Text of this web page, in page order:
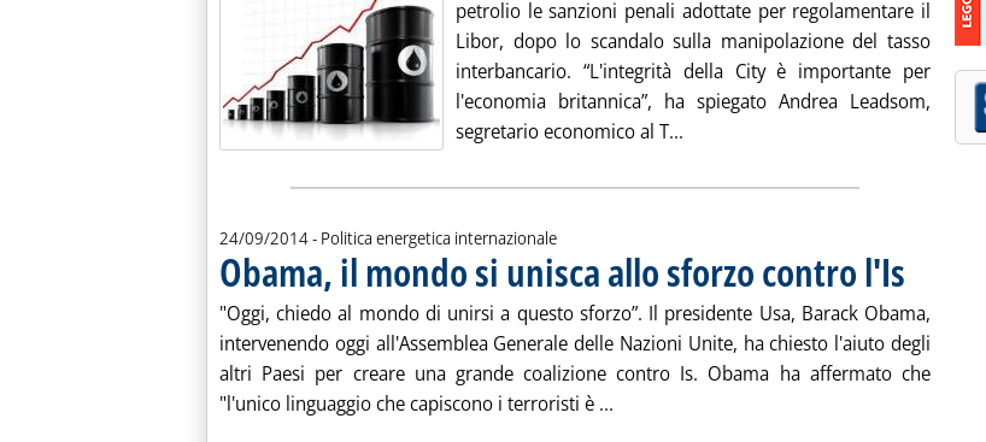
petrolio le sanzioni penali adottate per regolamentare il
Libor, dopo lo scandalo sulla manipolazione del tasso
interbancario. “L'integrità della City è importante per
l'economia britannica”, ha spiegato Andrea Leadsom,
segretario economico al T... Leggi tutta la notizia: 'GB,
24/09/2014- Politica energetica internazionale
Obama, il mondo si unisca allo sforzo contro l'Is . Pubblicata
"Oggi, chiedo al mondo di unirsi a questo sforzo”. Il presidente Usa, Barack Obama,
intervenendo oggi all'Assemblea Generale delle Nazioni Unite, ha chiesto l'aiuto degli
altri Paesi per creare una grande coalizione contro Is. Obama ha affermato che
"l'unico linguaggio che capiscono i terroristi è ... Leggi tutta la notizia: 'Obama, il mondo